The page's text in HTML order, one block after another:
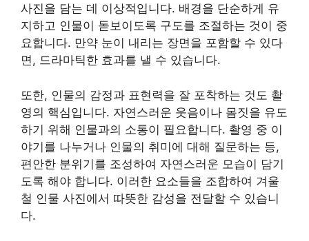
사진을 담는 데 이상적입니다. 배경을 단순하게 유
지하고 인물이 돋보이도록 구도를 조절하는 것이 중
요합니다. 만약 눈이 내리는 장면을 포함할 수 있다
면, 드라마틱한 효과를 낼 수 있습니다.
또한, 인물의 감정과 표현력을 잘 포착하는 것도 촬
영의 핵심입니다. 자연스러운 웃음이나 몸짓을 유도
하기 위해 인물과의 소통이 필요합니다. 촬영 중 이
야기를 나누거나 인물의 취미에 대해 질문하는 등,
편안한 분위기를 조성하여 자연스러운 모습이 담기
도록 해야 합니다. 이러한 요소들을 조합하여 겨울
철 인물 사진에서 따뜻한 감성을 전달할 수 있습니
다.